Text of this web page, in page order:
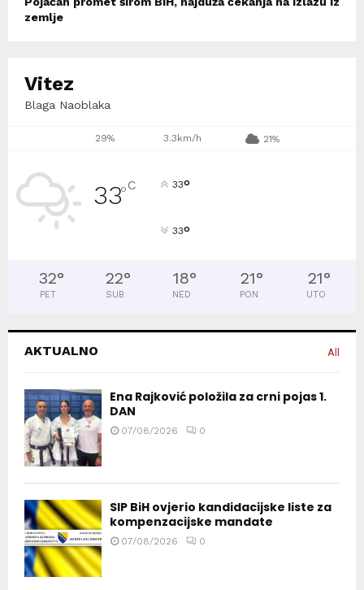
zemlje
Vitez
Blaga Naoblaka
29% 3.3km/h 21%
33°C 33°
33°
32°
PET
22°
SUB
18°
NED
21°
PON
21°
UTO
AKTUALNO All
Ena Rajković položila za crni pojas 1.
DAN
07/08/2026 0
SIP BiH ovjerio kandidacijske liste za
kompenzacijske mandate
07/08/2026 0